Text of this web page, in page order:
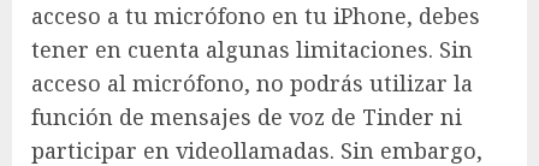
acceso a tu micrófono en tu iPhone, debes
tener en cuenta algunas limitaciones. Sin
acceso al micrófono, no podrás utilizar la
función de mensajes de voz de Tinder ni
participar en videollamadas. Sin embargo,